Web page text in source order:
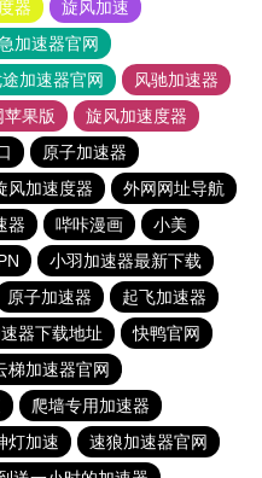
器
旋风加速
加速器官网
加速器官网
风驰加速器
果版
旋风加速度器
原子加速器
风加速度器
外网网址导航
器 哔咔漫画
小美
小羽加速器最新下载
原子加速器
起飞加速器
器下载地址
快鸭官网
梯加速器官网
爬墙专用加速器
灯加速
速狼加速器官网